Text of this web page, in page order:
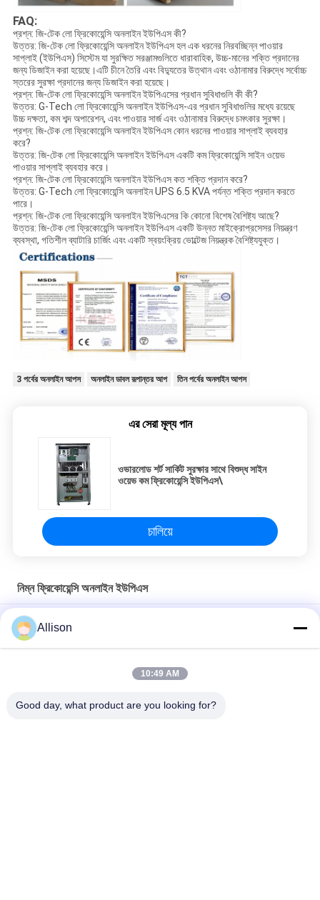
FAQ:
প্রশ্ন: জি-টেক লো ফ্রিকোয়েন্সি অনলাইন ইউপিএস কী?
উত্তর: জি-টেক লো ফ্রিকোয়েন্সি অনলাইন ইউপিএস হল এক ধরনের নিরবচ্ছিন্ন পাওয়ার
সাপ্লাই (ইউপিএস) সিস্টেম যা সুরক্ষিত সরঞ্জামগুলিতে ধারাবাহিক, উচ্চ-মানের শক্তি প্রদানের
জন্য ডিজাইন করা হয়েছে।এটি চীনে তৈরি এবং বিদ্যুতের উত্থান এবং ওঠানামার বিরুদ্ধে সর্বোচ্চ
স্তরের সুরক্ষা প্রদানের জন্য ডিজাইন করা হয়েছে।
প্রশ্ন: জি-টেক লো ফ্রিকোয়েন্সি অনলাইন ইউপিএসের প্রধান সুবিধাগুলি কী কী?
উত্তর: G-Tech লো ফ্রিকোয়েন্সি অনলাইন ইউপিএস-এর প্রধান সুবিধাগুলির মধ্যে রয়েছে
উচ্চ দক্ষতা, কম শব্দ অপারেশন, এবং পাওয়ার সার্জ এবং ওঠানামার বিরুদ্ধে চমৎকার সুরক্ষা।
প্রশ্ন: জি-টেক লো ফ্রিকোয়েন্সি অনলাইন ইউপিএস কোন ধরনের পাওয়ার সাপ্লাই ব্যবহার
করে?
উত্তর: জি-টেক লো ফ্রিকোয়েন্সি অনলাইন ইউপিএস একটি কম ফ্রিকোয়েন্সি সাইন ওয়েভ
পাওয়ার সাপ্লাই ব্যবহার করে।
প্রশ্ন: জি-টেক লো ফ্রিকোয়েন্সি অনলাইন ইউপিএস কত শক্তি প্রদান করে?
উত্তর: G-Tech লো ফ্রিকোয়েন্সি অনলাইন UPS 6.5 KVA পর্যন্ত শক্তি প্রদান করতে
পারে।
প্রশ্ন: জি-টেক লো ফ্রিকোয়েন্সি অনলাইন ইউপিএসের কি কোনো বিশেষ বৈশিষ্ট্য আছে?
উত্তর: জি-টেক লো ফ্রিকোয়েন্সি অনলাইন ইউপিএস একটি উন্নত মাইক্রোপ্রসেসর নিয়ন্ত্রণ
ব্যবস্থা, গতিশীল ব্যাটারি চার্জিং এবং একটি স্বয়ংক্রিয় ভোল্টেজ নিয়ন্ত্রক বৈশিষ্ট্যযুক্ত।
3 পর্বের অনলাইন আপস অনলাইন ডাবল রূপান্তর আপ তিন পর্বের অনলাইন আপস
এর সেরা মূল্য পান
ওভারলোড শর্ট সার্কিট সুরক্ষার সাথে বিশুদ্ধ সাইন
ওয়েভ কম ফ্রিকোয়েন্সি ইউপিএস\
চালিয়ে
নিম্ন ফ্রিকোয়েন্সি অনলাইন ইউপিএস
20KVA-200KVA নিম্ন ফ্রিকোয়েন্সি অনলাইন ইউপিএস নিরবচ্ছিন্ন বিদ্যুৎ সরবরাহ
উচ্চ দক্ষ ডিএসপি চিপ সহ তিন ধাপে কম ফ্রিকোয়েন্সি অনলাইন ইউপিএস
লো ফ্রিকোয়েন্সি থ্রি ফেজ অনলাইন আপস, এলসিডি ডিসপ্লে সহ অনলাইন ডাবল কনভার্সন
Allison
10:49 AM
Good day, what product are you looking for?